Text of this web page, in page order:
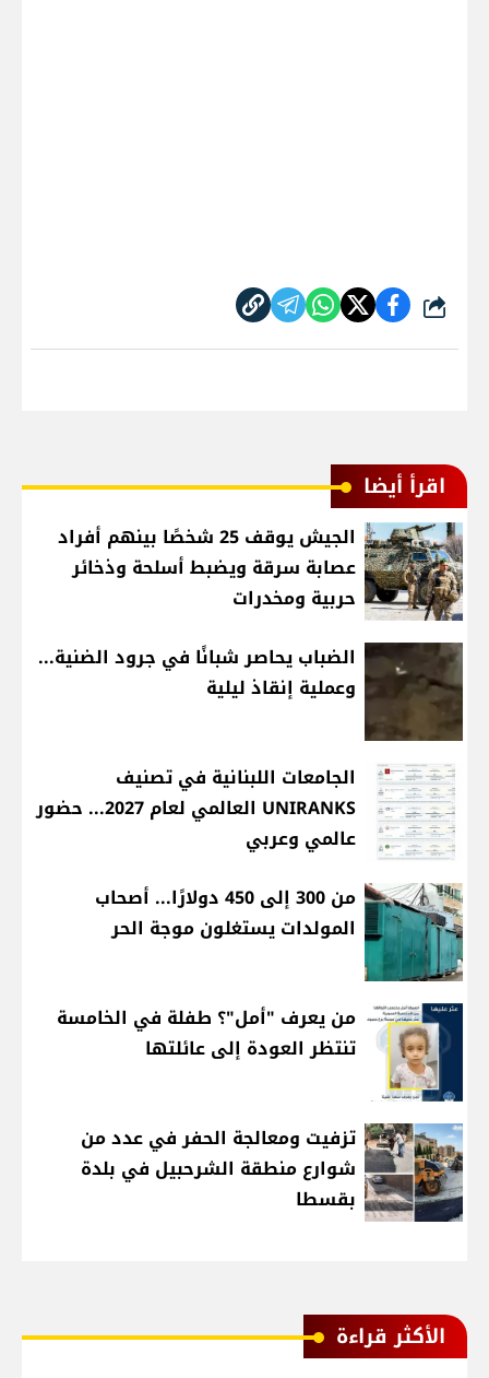
شارك
اقرأ أيضا
الجيش يوقف 25 شخصًا بينهم أفراد
عصابة سرقة ويضبط أسلحة وذخائر
حربية ومخدرات
الضباب يحاصر شبانًا في جرود الضنية...
وعملية إنقاذ ليلية
الجامعات اللبنانية في تصنيف
UNIRANKS العالمي لعام 2027... حضور
عالمي وعربي
من 300 إلى 450 دولارًا... أصحاب
المولدات يستغلون موجة الحر
من يعرف "أمل"؟ طفلة في الخامسة
تنتظر العودة إلى عائلتها
تزفيت ومعالجة الحفر في عدد من
شوارع منطقة الشرحبيل في بلدة
بقسطا
الأكثر قراءة